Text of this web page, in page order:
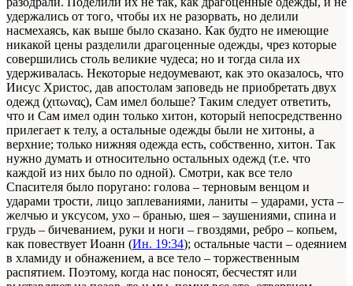
удержались от того, чтобы их не разорвать, но делили
насмехаясь, как выше было сказано. Как будто не имеющие
никакой цены разделили драгоценные одежды, чрез которые
совершились столь великие чудеса; но и тогда сила их
удерживалась. Некоторые недоумевают, как это оказалось, что
Иисус Христос, дав апостолам заповедь не приобретать двух
одежд (χιτωνας), Сам имел больше? Таким следует ответить,
что и Сам имел один только хитон, который непосредственно
прилегает к телу, а остальные одежды были не хитоны, а
верхние; только нижняя одежда есть, собственно, хитон. Так
нужно думать и относительно остальных одежд (т.е. что
каждой из них было по одной). Смотри, как все тело
Спасителя было поругано: голова – терновым венцом и
ударами трости, лицо заплеваниями, ланиты – ударами, уста –
желчью и уксусом, ухо – бранью, шея – заушениями, спина и
грудь – бичеванием, руки и ноги – гвоздями, ребро – копьем,
как повествует Иоанн (Ин. 19:34); остальные части – одеянием
в хламиду и обнажением, а все тело – торжественным
распятием. Поэтому, когда нас поносят, бесчестят или